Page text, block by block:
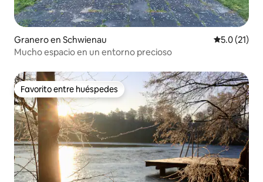
Granero en Schwienau Calificación
5.0 (21)
Mucho espacio en un entorno precioso
Favorito entre huéspedes
Favorito entre huéspedes